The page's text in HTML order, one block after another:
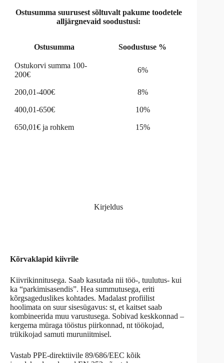
Ostusumma suurusest sõltuvalt pakume toodetele
alljärgnevaid soodustusi:
Ostusumma Soodustuse %
Ostukorvi summa 100-
200€
6%
200,01-400€ 8%
400,01-650€ 10%
650,01€ ja rohkem 15%
Kirjeldus
Kõrvaklapid kiivrile
Kiivrikinnitusega. Saab kasutada nii töö-, tuulutus- kui
ka “parkimisasendis”. Hea summutusega, eriti
kõrgsageduslikes kohtades. Madalast profiilist
hoolimata on suur sisesügavus: st, et kaitset saab
kombineerida muu varustusega. Sobivad keskkonnad –
kergema müraga tööstus piirkonnad, nt töökojad,
trükikojad samuti muruniitmisel.
Vastab PPE-direktiivile 89/686/EEC kõik